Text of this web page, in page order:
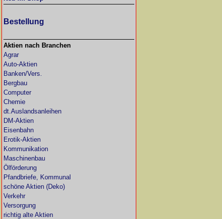
Bestellung
Aktien nach Branchen
Agrar
Auto-Aktien
Banken/Vers.
Bergbau
Computer
Chemie
dt.Auslandsanleihen
DM-Aktien
Eisenbahn
Erotik-Aktien
Kommunikation
Maschinenbau
Ölförderung
Pfandbriefe, Kommunal
schöne Aktien (Deko)
Verkehr
Versorgung
richtig alte Aktien